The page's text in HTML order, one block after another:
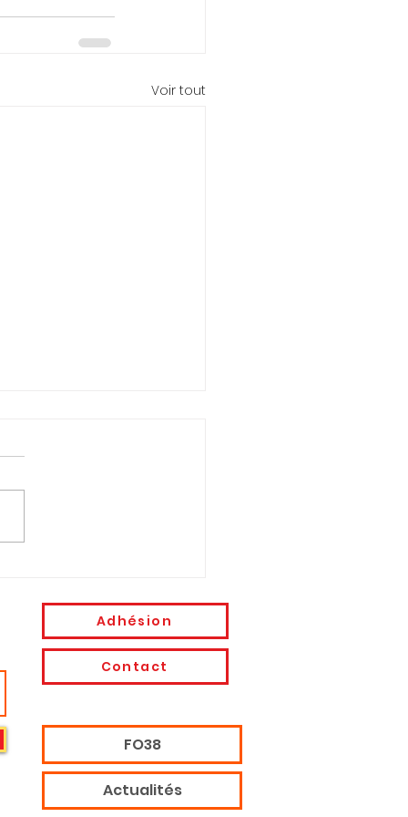
Voir tout
RÉPRESSION Et
Adhésion
Contact
FO38
Actualités